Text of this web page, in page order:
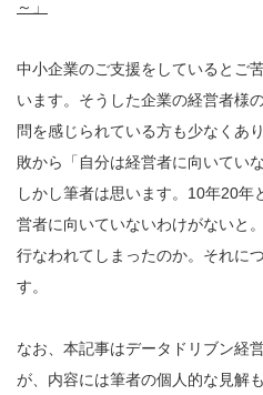
～」
中小企業のご支援をしているとご
います。そうした企業の経営者様
問を感じられている方も少なくあ
敗から「自分は経営者に向いてい
しかし筆者は思います。10年20年
営者に向いていないわけがないと
行なわれてしまったのか。それに
す。
なお、本記事はデータドリブン経
が、内容には筆者の個人的な見解